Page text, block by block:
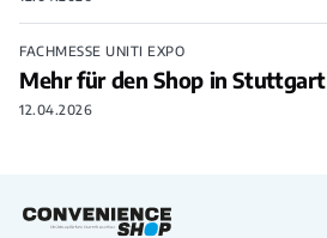
FACHMESSE UNITI EXPO
Mehr für den Shop in Stuttgart
12.04.2026